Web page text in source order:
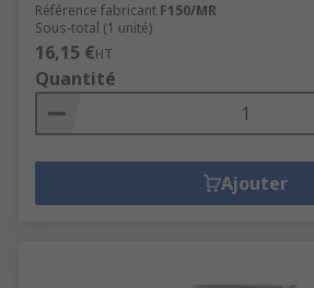
Référence fabricant F150/MR
Sous-total (1 unité)
16,15 €HT
Quantité
Ajouter